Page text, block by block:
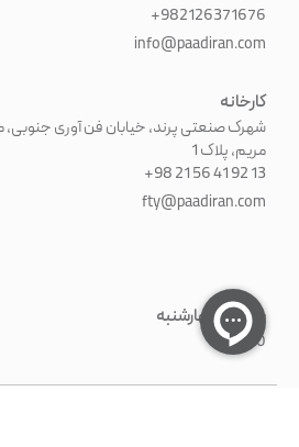
+982126371676
info@paadiran.com
کارخانه
شهرک صنعتی پرند، خیابان فن آوری جنوبی،
مریم، پلاک 1
+98 21 56 41 92 13
fty@paadiran.com
شنبه - چهارشنبه
8:30 - 17